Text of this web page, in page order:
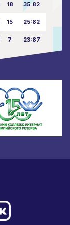
18 35:82
15 25:82
7 23:87